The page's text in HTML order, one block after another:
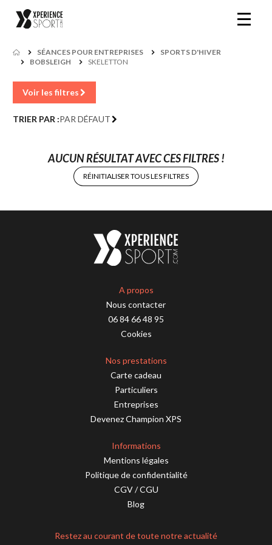
SÉANCES POUR ENTREPRISES
SPORTS D'HIVER
BOBSLEIGH
SKELETTON
Voir les filtres
TRIER PAR :PAR DÉFAUT
AUCUN RÉSULTAT AVEC CES FILTRES !
RÉINITIALISER TOUS LES FILTRES
A propos
Nous contacter
06 84 66 48 95
Cookies
Nos prestations
Carte cadeau
Particuliers
Entreprises
Devenez Champion XPS
Informations
Mentions légales
Politique de confidentialité
CGV/CGU
Blog
Restez au courant de toute notre actualité